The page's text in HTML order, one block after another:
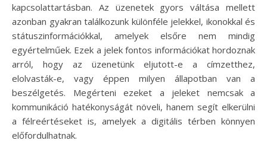
kapcsolattartásban. Az üzenetek gyors váltása mellett
azonban gyakran találkozunk különféle jelekkel, ikonokkal és
státuszinformációkkal, amelyek elsőre nem mindig
egyértelműek. Ezek a jelek fontos információkat hordoznak
arról, hogy az üzenetünk eljutott-e a címzetthez,
elolvasták-e, vagy éppen milyen állapotban van a
beszélgetés. Megérteni ezeket a jeleket nemcsak a
kommunikáció hatékonyságát növeli, hanem segít elkerülni
a félreértéseket is, amelyek a digitális térben könnyen
előfordulhatnak.